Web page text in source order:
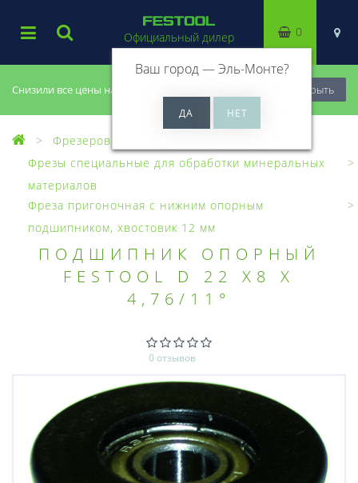
Снизили все цены на 20%, успей купить! Закрыть
Официальный дилер
Ваш город —Эль-Монте?
0
Фрезерование
Фрезы специальные для обработки минеральных
материалов
Фреза пригоночная с нижним опорным
подшипником, хвостовик 12 мм
ПОДШИПНИК ОПОРНЫЙ
FESTOOL D 22 X8 X
4,76/11°
0 отзывов